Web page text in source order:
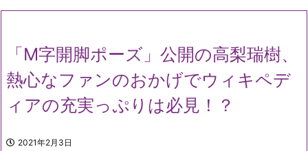
「M字開脚ポーズ」公開の高梨瑞樹、
熱心なファンのおかげでウィキペデ
ィアの充実っぷりは必見！？
2021年2月3日